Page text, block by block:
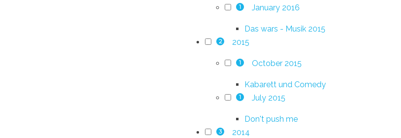
1 January 2016
Das wars - Musik 2015
2 2015
1 October 2015
Kabarett und Comedy
1 July 2015
Don't push me
3 2014